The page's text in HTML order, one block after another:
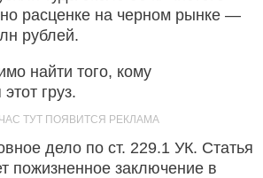
расценке на черном рынке —
рублей.
найти того, кому
груз.
дело по ст. 229.1 УК. Статья
пожизненное заключение в